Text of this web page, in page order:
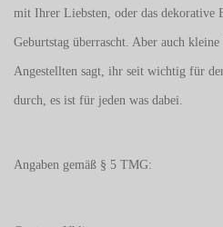
mit Ihrer Liebsten, oder das dekorative
Geburtstag überrascht. Aber auch
Angestellten sagt, ihr seit wichtig für
durch, es ist für jeden was dabei.
Angaben gemäß § 5 TMG: